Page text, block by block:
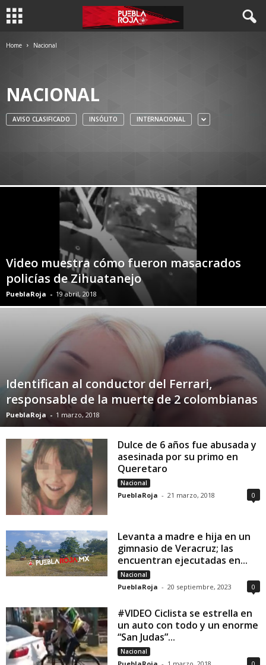
Home Nacional
NACIONAL
AVISO CLASIFICADO INSÓLITO INTERNACIONAL
Video muestra cómo fueron masacrados
policías de Zihuatanejo
PueblaRoja - 19 abril, 2018
Identifican al conductor del Ferrari,
responsable de la muerte de 2 colombianas
PueblaRoja - 1 marzo, 2018
Dulce de 6 años fue abusada y
asesinada por su primo en
Queretaro
Nacional
PueblaRoja - 21 marzo, 2018 0
Levanta a madre e hija en un
gimnasio de Veracruz; las
encuentran ejecutadas en...
Nacional
PueblaRoja - 20 septiembre, 2023 0
#VIDEO Ciclista se estrella en
un auto con todo y un enorme
“San Judas”...
Nacional